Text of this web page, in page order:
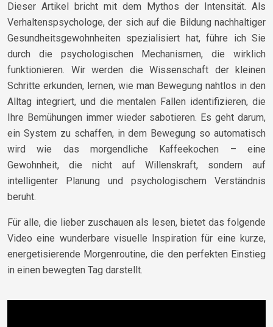
Dieser Artikel bricht mit dem Mythos der Intensität. Als
Verhaltenspsychologe, der sich auf die Bildung nachhaltiger
Gesundheitsgewohnheiten spezialisiert hat, führe ich Sie
durch die psychologischen Mechanismen, die wirklich
funktionieren. Wir werden die Wissenschaft der kleinen
Schritte erkunden, lernen, wie man Bewegung nahtlos in den
Alltag integriert, und die mentalen Fallen identifizieren, die
Ihre Bemühungen immer wieder sabotieren. Es geht darum,
ein System zu schaffen, in dem Bewegung so automatisch
wird wie das morgendliche Kaffeekochen – eine
Gewohnheit, die nicht auf Willenskraft, sondern auf
intelligenter Planung und psychologischem Verständnis
beruht.
Für alle, die lieber zuschauen als lesen, bietet das folgende
Video eine wunderbare visuelle Inspiration für eine kurze,
energetisierende Morgenroutine, die den perfekten Einstieg
in einen bewegten Tag darstellt.